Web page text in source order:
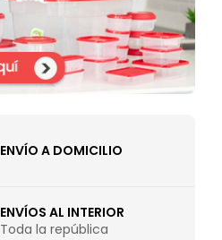
ENVÍO A DOMICILIO
ENVÍOS AL INTERIOR
Toda la república